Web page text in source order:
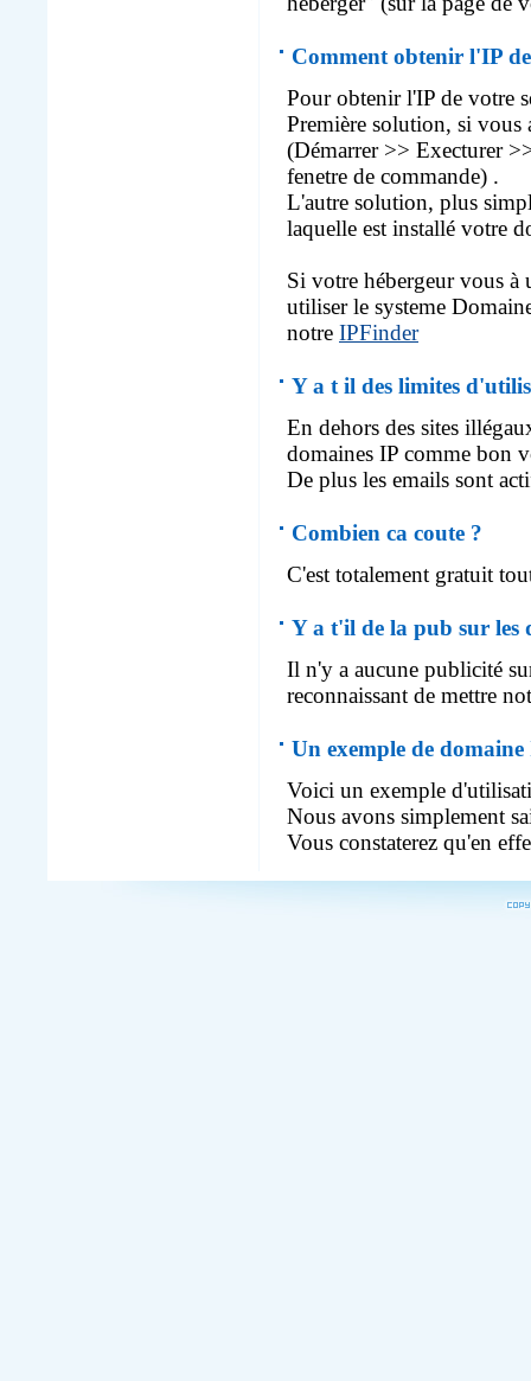
Comment obtenir l'IP
Pour obtenir l'IP de votre
Première solution, si vous
(Démarrer >> Execturer
fenetre de commande) .
L'autre solution, plus
laquelle est installé votre
Si votre hébergeur vous à
utiliser le systeme
notre IPFinder
Y a t il des limites
En dehors des sites
domaines IP comme bon
De plus les emails sont
Combien ca coute ?
C'est totalement gratuit
Y a t'il de la pub sur les
Il n'y a aucune publicité
reconnaissant de mettre
Un exemple de domaine
Voici un exemple
Nous avons simplement
Vous constaterez qu'en